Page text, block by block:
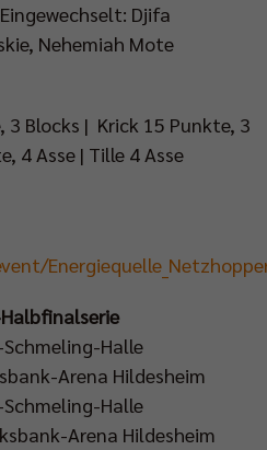
Djifa
Nehemiah Mote
3 Blocks | Krick 15 Punkte, 3
4 Asse | Tille 4 Asse
Schmeling-Halle
Arena Hildesheim
Schmeling-Halle
Arena Hildesheim